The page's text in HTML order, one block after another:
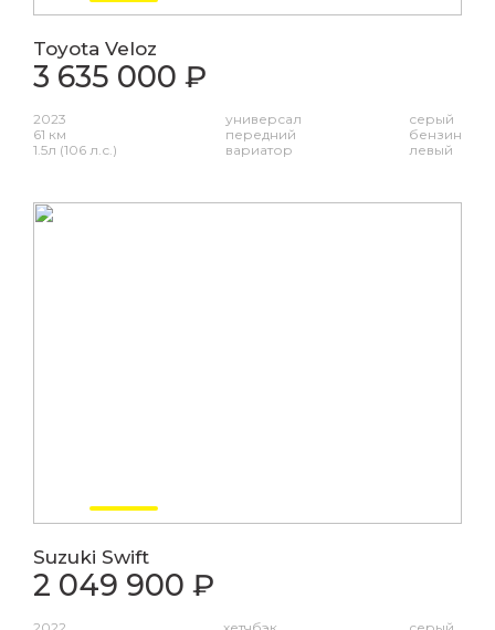
Toyota Veloz
3 635 000 ₽
2023
61 км
1.5л (106 л.с.)
универсал
передний
вариатор
серый
бензин
левый
Suzuki Swift
2 049 900 ₽